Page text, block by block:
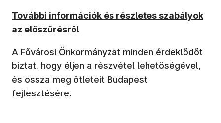
(új ablakban nyílik meg)
További információk és részletes szabályok
az előszűrésről
A Fővárosi Önkormányzat minden érdeklődőt
biztat, hogy éljen a részvétel lehetőségével,
és ossza meg ötleteit Budapest
fejlesztésére.